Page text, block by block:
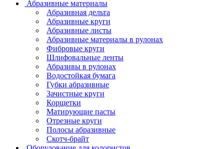
Абразивные материалы
Абразивная дельта
Абразивные круги
Абразивные листы
Абразивные материалы в рулонах
Фибровые круги
Шлифовальные ленты
Абразивы в рулонах
Водостойкая бумага
Губки абразивные
Зачистные круги
Корщетки
Матирующие пасты
Отрезные круги
Полосы абразивные
Скотч-брайт